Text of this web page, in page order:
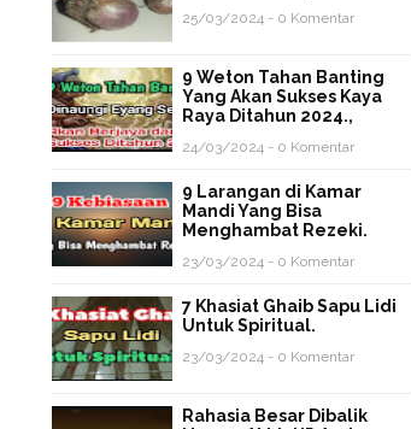
25/03/2024 - 0 Komentar
9 Weton Tahan Banting
Yang Akan Sukses Kaya
Raya Ditahun 2024.,
24/03/2024 - 0 Komentar
9 Larangan di Kamar
Mandi Yang Bisa
Menghambat Rezeki.
23/03/2024 - 0 Komentar
7 Khasiat Ghaib Sapu Lidi
Untuk Spiritual.
23/03/2024 - 0 Komentar
Rahasia Besar Dibalik